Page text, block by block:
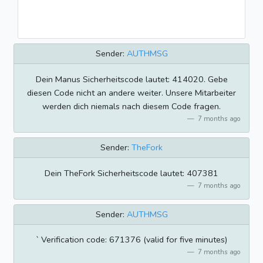
Sender: AUTHMSG
Dein Manus Sicherheitscode lautet: 414020. Gebe
diesen Code nicht an andere weiter. Unsere Mitarbeiter
werden dich niemals nach diesem Code fragen.
7 months ago
Sender: TheFork
Dein TheFork Sicherheitscode lautet: 407381
7 months ago
Sender: AUTHMSG
` Verification code: 671376 (valid for five minutes)
7 months ago